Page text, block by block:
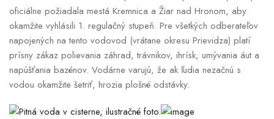
oficiálne požiadala mestá Kremnica a Žiar nad Hronom, aby
okamžite vyhlásili 1. regulačný stupeň. Pre všetkých odberateľov
napojených na tento vodovod (vrátane okresu Prievidza) platí
prísny zákaz polievania záhrad, trávnikov, ihrísk, umývania áut a
napúšťania bazénov. Vodárne varujú, že ak ľudia nezačnú s
vodou okamžite šetriť, hrozia plošné odstávky.